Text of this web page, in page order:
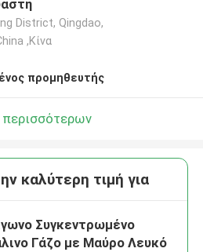
District, Qingdao,
,Κίνα
προμηθευτής
περισσότερων
καλύτερη τιμή για
Συγκεντρωμένο
Γάζο με Μαύρο Λευκό